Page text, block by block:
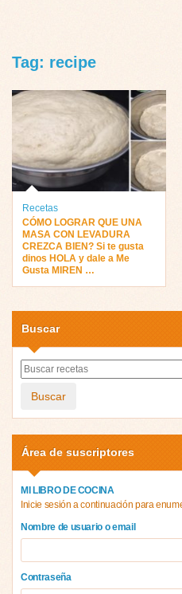
Tag: recipe
Recetas
CÓMO LOGRAR QUE UNA
MASA CON LEVADURA
CREZCA BIEN? Si te gusta
dinos HOLA y dale a Me
Gusta MIREN …
Buscar
Buscar
Área de suscriptores
MI LIBRO DE COCINA
Inicie sesión a continuación para
Nombre de usuario o email
Contraseña